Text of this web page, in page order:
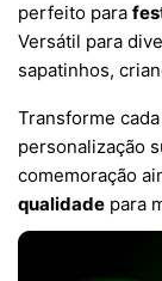
perfeito para
Versátil para
sapatinhos,
Transforme
personalização
comemoração
qualidade para